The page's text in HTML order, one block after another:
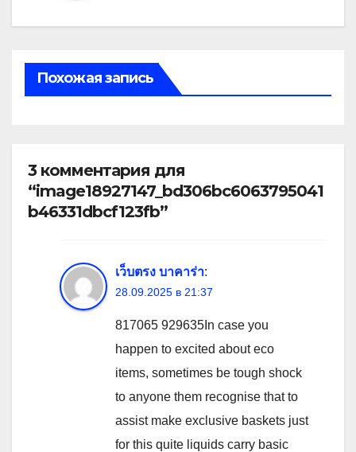
Похожая запись
3 комментария для
“image18927147_bd306bc6063795041
b46331dbcf123fb”
เว็บตรง บาคาร่า:
28.09.2025 в 21:37
817065 929635In case you
happen to excited about eco
items, sometimes be tough shock
to anyone them recognise that to
assist make exclusive baskets just
for this quite liquids carry basic